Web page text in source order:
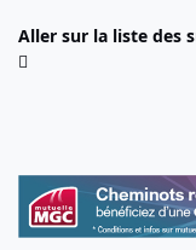
Aller sur la liste des